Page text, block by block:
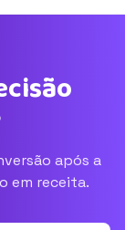
após a
em receita.